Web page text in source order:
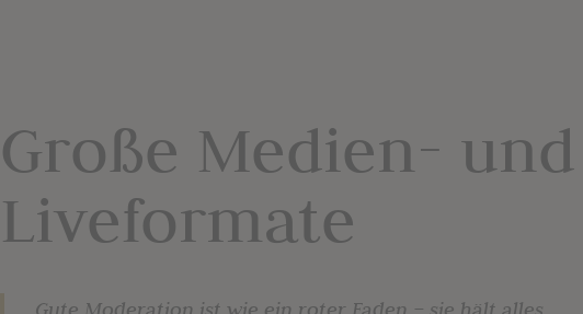
Große Medien- und
Liveformate
„Gute Moderation ist wie ein roter Faden – sie hält alles